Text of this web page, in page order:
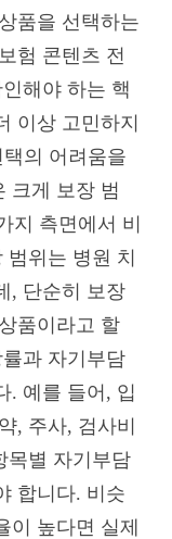
품을 선택하는
험 콘텐츠 전
해야 하는 핵
이상 고민하지
의 어려움을
크게 보장 범
지 측면에서 비
범위는 병원 치
, 단순히 보장
품이라고 할
과 자기부담
. 예를 들어, 입
, 주사, 검사비
목별 자기부담
합니다. 비슷
이 높다면 실제